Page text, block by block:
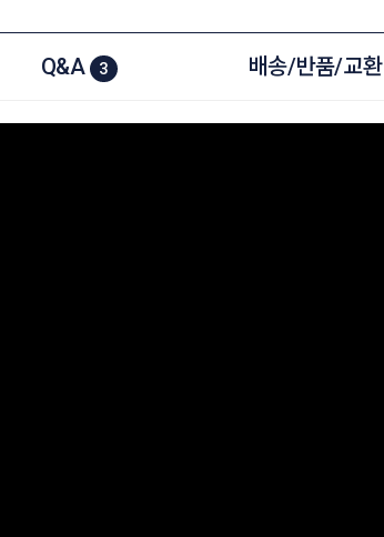
Q&A 3 배송/반품/교환